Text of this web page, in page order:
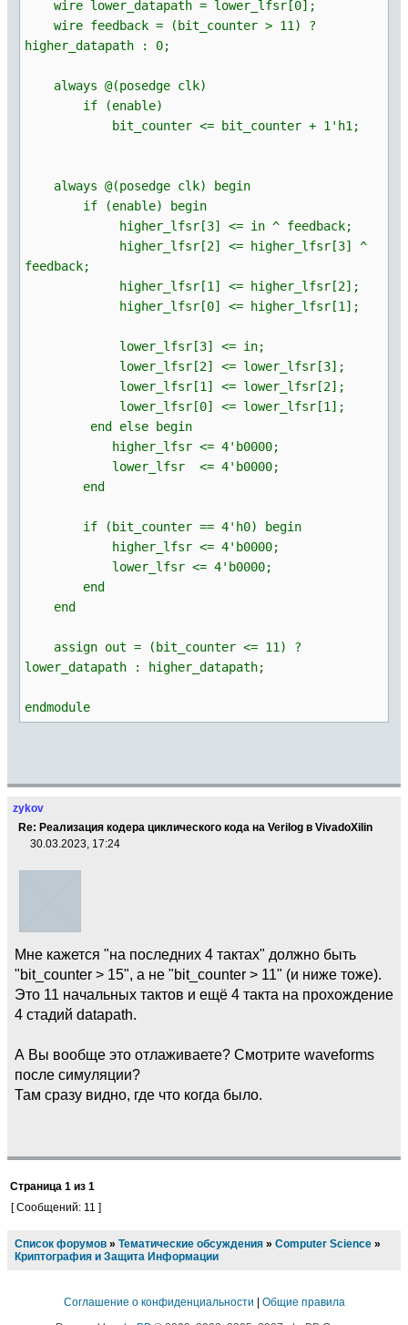
wire lower_datapath = lower_lfsr[0];
wire feedback = (bit_counter > 11) ?
higher_datapath : 0;
always @(posedge clk)
if (enable)
bit_counter <= bit_counter + 1'h1;
always @(posedge clk) begin
if (enable) begin
higher_lfsr[3] <= in ^ feedback;
higher_lfsr[2] <= higher_lfsr[3] ^
feedback;
higher_lfsr[1] <= higher_lfsr[2];
higher_lfsr[0] <= higher_lfsr[1];
lower_lfsr[3] <= in;
lower_lfsr[2] <= lower_lfsr[3];
lower_lfsr[1] <= lower_lfsr[2];
lower_lfsr[0] <= lower_lfsr[1];
end else begin
higher_lfsr <= 4'b0000;
lower_lfsr <= 4'b0000;
end
if (bit_counter == 4'h0) begin
higher_lfsr <= 4'b0000;
lower_lfsr <= 4'b0000;
end
end
assign out = (bit_counter <= 11) ?
lower_datapath : higher_datapath;
endmodule
zykov
Re: Реализация кодера циклического кода на Verilog в VivadoXilin
30.03.2023, 17:24
Мне кажется "на последних 4 тактах" должно быть
"bit_counter > 15", а не "bit_counter > 11" (и ниже тоже).
Это 11 начальных тактов и ещё 4 такта на прохождение
4 стадий datapath.
А Вы вообще это отлаживаете? Смотрите waveforms
после симуляции?
Там сразу видно, где что когда было.
Страница 1 из 1
[ Сообщений: 11 ]
Список форумов » Тематические обсуждения » Computer Science »
Криптография и Защита Информации
Соглашение о конфиденциальности
Общие правила